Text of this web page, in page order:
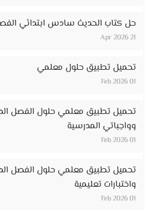
حل كتاب الحديث سادس ابتدائي
21 Apr 2026
تحميل تطبيق حلول معلمي
01 Feb 2026
تحميل تطبيق معلمي حلول الفصل
وواجباتي المدرسية
01 Feb 2026
تحميل تطبيق معلمي حلول الفصل
واختبارات تعليمية
01 Feb 2026